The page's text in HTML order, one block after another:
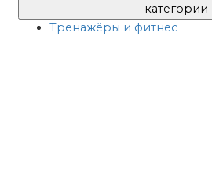
категории
Тренажёры и фитнес